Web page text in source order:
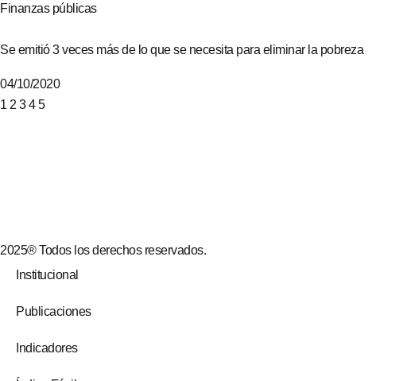
Finanzas públicas
Se emitió 3 veces más de lo que se necesita para eliminar la pobreza
04/10/2020
1 2 3 4 5
2025® Todos los derechos reservados.
Institucional
Publicaciones
Indicadores